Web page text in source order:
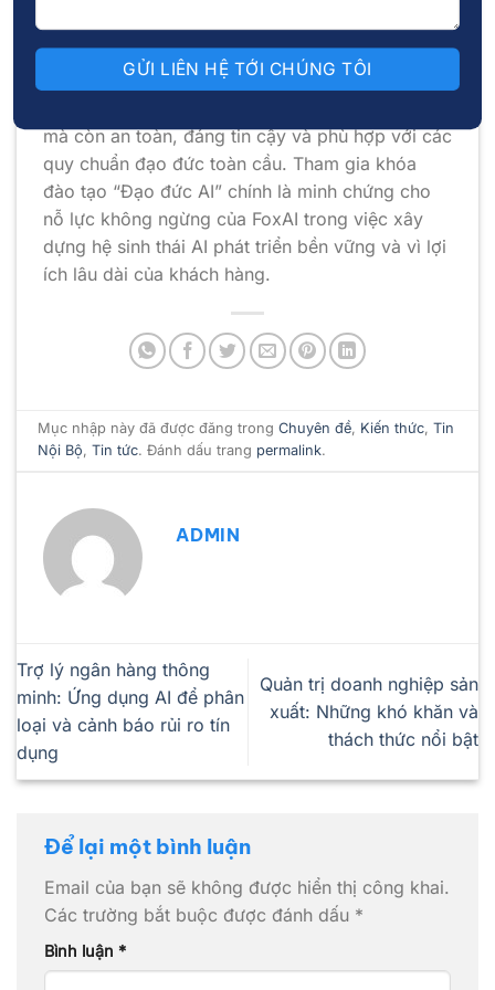
liệu thực tế, minh bạch và có trách nhiệm.
FoxAI luôn đặt khách hàng là trung tâm, cam kết
mà còn an toàn, đáng tin cậy và phù hợp với các
quy chuẩn đạo đức toàn cầu. Tham gia khóa
đào tạo “Đạo đức AI” chính là minh chứng cho
nỗ lực không ngừng của FoxAI trong việc xây
dựng hệ sinh thái AI phát triển bền vững và vì lợi
ích lâu dài của khách hàng.
Mục nhập này đã được đăng trongChuyên đề, Kiến thức,Tin
Nội Bộ,Tin tức. Đánh dấu trang permalink.
ADMIN
Trợ lý ngân hàng thông
minh: Ứng dụng AI để phân
loại và cảnh báo rủi ro tín
dụng
Quản trị doanh nghiệp sản
xuất: Những khó khăn và
thách thức nổi bật
Để lại một bình luận
Email của bạn sẽ không được hiển thị công khai.
Các trường bắt buộc được đánh dấu *
Bình luận *